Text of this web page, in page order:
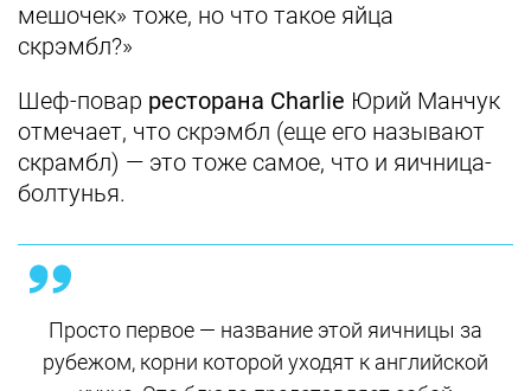
мешочек» тоже, но что такое яйца
скрэмбл?»
Шеф-повар ресторана Charlie Юрий Манчук
отмечает, что скрэмбл (еще его называют
скрамбл) — это тоже самое, что и яичница-
болтунья.
Просто первое — название этой яичницы за
рубежом, корни которой уходят к английской